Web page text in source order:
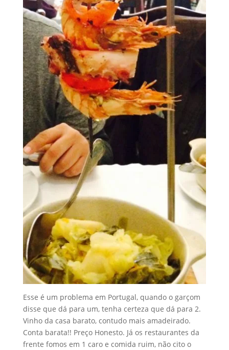
Esse é um problema em Portugal, quando o garçom
disse que dá para um, tenha certeza que dá para 2.
Vinho da casa barato, contudo mais amadeirado.
Conta barata!! Preço Honesto. Já os restaurantes da
frente fomos em 1 caro e comida ruim, não cito o